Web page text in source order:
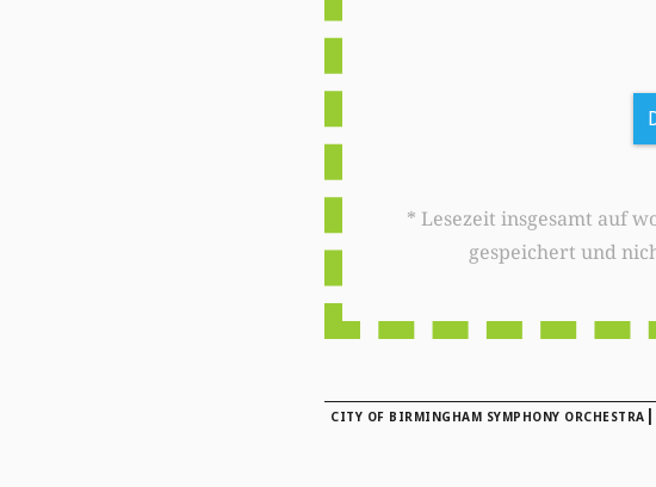
* Lesezeit insgesamt auf woxx.lu: 0 Minute. Diese Daten werden nur
gespeichert und
CITY OF BIRMINGHAM SYMPHONY ORCHESTRA |